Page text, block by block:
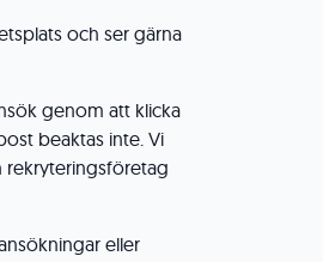
och ser gärna
genom att klicka
beaktas inte. Vi
eller